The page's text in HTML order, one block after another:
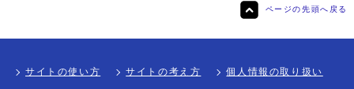
ページの先頭へ戻る
サイトの使い方 サイトの考え方 個人情報の取り扱い